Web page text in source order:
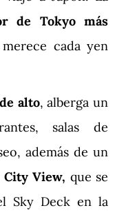
de Tokyo más
cada yen
alto, alberga un
salas de
además de un
City View, que se
Sky Deck en la